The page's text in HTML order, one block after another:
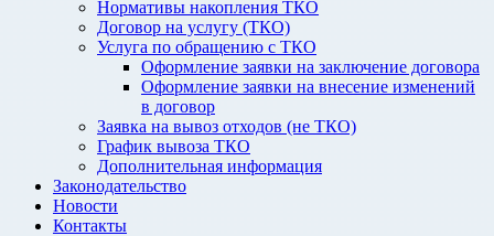
Нормативы накопления ТКО
Договор на услугу (ТКО)
Услуга по обращению с ТКО
Оформление заявки на заключение договора
Оформление заявки на внесение изменений
в договор
Заявка на вывоз отходов (не ТКО)
График вывоза ТКО
Дополнительная информация
Законодательство
Новости
Контакты